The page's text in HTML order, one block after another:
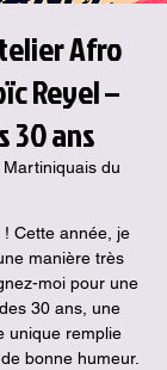
Afro
Reyel –
30 ans
Martiniquais du
Cette année, je
manière très
moi pour une
30 ans, une
unique remplie
bonne humeur.